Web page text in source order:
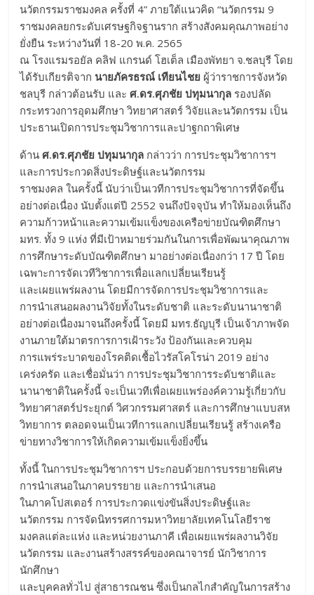
นวัตกรรมราชมงคล ครั้งที่ 4” ภายใต้แนวคิด “นวัตกรรม 9
ราชมงคลยกระดับเศรษฐกิจฐานราก สร้างสังคมคุณภาพอย่าง
ยั่งยืน ระหว่างวันที่ 18-20 พ.ค. 2565
ณ โรงแรมรอยัล คลิฟ แกรนด์ โฮเต็ล เมืองพัทยา จ.ชลบุรี โดย
ได้รับเกียรติจาก นายภัครธรณ์ เทียนไชย ผู้ว่าราชการจังหวัด
ชลบุรี กล่าวต้อนรับ และศ.ดร.ศุภชัย ปทุมนากุล รองปลัด
กระทรวงการอุดมศึกษา วิทยาศาสตร์ วิจัยและนวัตกรรม เป็น
ประธานเปิดการประชุมวิชาการและปาฐกถาพิเศษ
ด้านศ.ดร.ศุภชัย ปทุมนากุล กล่าวว่า การประชุมวิชาการฯ
และการประกวดสิ่งประดิษฐ์และนวัตกรรม
ราชมงคล ในครั้งนี้ นับว่าเป็นเวทีการประชุมวิชาการที่จัดขึ้น
อย่างต่อเนื่อง นับตั้งแต่ปี 2552 จนถึงปัจจุบัน ทำให้มองเห็นถึง
ความก้าวหน้าและความเข้มแข็งของเครือข่ายบัณฑิตศึกษา
มทร. ทั้ง 9 แห่ง ที่มีเป้าหมายร่วมกันในการเพื่อพัฒนาคุณภาพ
การศึกษาระดับบัณฑิตศึกษา มาอย่างต่อเนื่องกว่า 17 ปี โดย
เฉพาะการจัดเวทีวิชาการเพื่อแลกเปลี่ยนเรียนรู้
และเผยแพร่ผลงาน โดยมีการจัดการประชุมวิชาการและ
การนำเสนอผลงานวิจัยทั้งในระดับชาติ และระดับนานาชาติ
อย่างต่อเนื่องมาจนถึงครั้งนี้ โดยมี มทร.ธัญบุรี เป็นเจ้าภาพจัด
งานภายใต้มาตรการการเฝ้าระวัง ป้องกันและควบคุม
การแพร่ระบาดของโรคติดเชื้อไวรัสโคโรน่า 2019 อย่าง
เคร่งครัด และเชื่อมั่นว่า การประชุมวิชาการระดับชาติและ
นานาชาติในครั้งนี้ จะเป็นเวทีเพื่อเผยแพร่องค์ความรู้เกี่ยวกับ
วิทยาศาสตร์ประยุกต์ วิศวกรรมศาสตร์ และการศึกษาแบบสห
วิทยาการ ตลอดจนเป็นเวทีการแลกเปลี่ยนเรียนรู้ สร้างเครือ
ข่ายทางวิชาการให้เกิดความเข้มแข็งยิ่งขึ้น
ทั้งนี้ ในการประชุมวิชาการฯ ประกอบด้วยการบรรยายพิเศษ
การนำเสนอในภาคบรรยาย และการนำเสนอ
ในภาคโปสเตอร์ การประกวดแข่งขันสิ่งประดิษฐ์และ
นวัตกรรม การจัดนิทรรศการมหาวิทยาลัยเทคโนโลยีราช
มงคลแต่ละแห่ง และหน่วยงานภาคี เพื่อเผยแพร่ผลงานวิจัย
นวัตกรรม และงานสร้างสรรค์ของคณาจารย์ นักวิชาการ
นักศึกษา
และบุคคลทั่วไป สู่สาธารณชน ซึ่งเป็นกลไกสำคัญในการสร้าง